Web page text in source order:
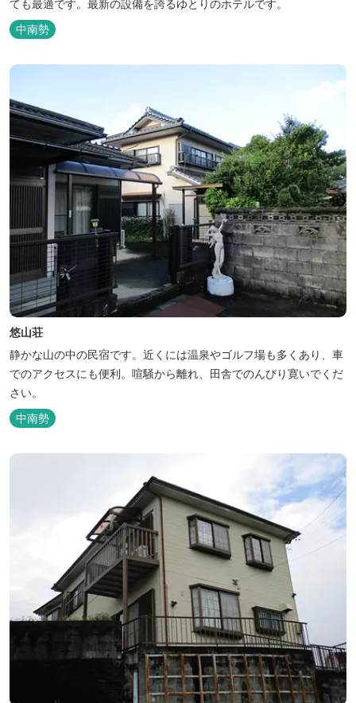
ても最適です。最新の設備を誇るゆとりのホテルです。
中南勢
悠山荘
静かな山の中の民宿です。近くには温泉やゴルフ場も多くあり、車
でのアクセスにも便利。喧騒から離れ、田舎でのんびり寛いでくだ
さい。
中南勢